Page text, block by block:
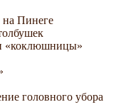
на Пинеге
«коклюшницы»
головного убора